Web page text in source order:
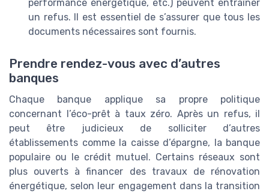
performance énergétique, etc.) peuvent entraîner
un refus. Il est essentiel de s’assurer que tous les
documents nécessaires sont fournis.
Prendre rendez-vous avec d’autres
banques
Chaque banque applique sa propre politique
concernant l’éco-prêt à taux zéro. Après un refus, il
peut être judicieux de solliciter d’autres
établissements comme la caisse d’épargne, la banque
populaire ou le crédit mutuel. Certains réseaux sont
plus ouverts à financer des travaux de rénovation
énergétique, selon leur engagement dans la transition